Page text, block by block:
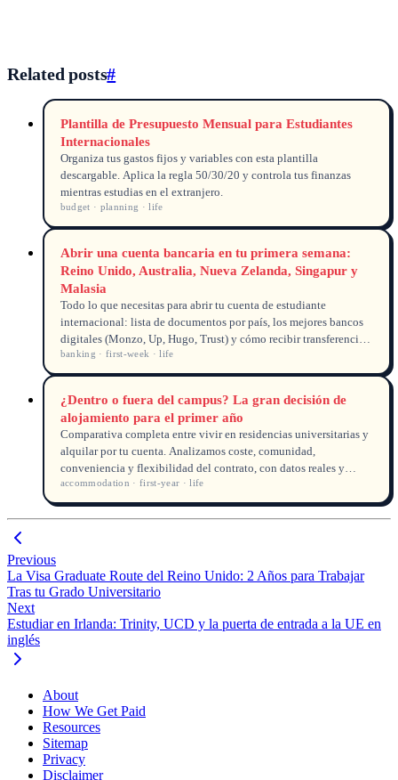
Related posts#
Plantilla de Presupuesto Mensual para Estudiantes
Internacionales
Organiza tus gastos fijos y variables con esta plantilla
descargable. Aplica la regla 50/30/20 y controla tus finanzas
mientras estudias en el extranjero.
budget · planning · life
Abrir una cuenta bancaria en tu primera semana:
Reino Unido, Australia, Nueva Zelanda, Singapur y
Malasia
Todo lo que necesitas para abrir tu cuenta de estudiante
internacional: lista de documentos por país, los mejores bancos
digitales (Monzo, Up, Hugo, Trust) y cómo recibir transferencias
desde casa sin comisiones abusivas.
banking · first-week · life
¿Dentro o fuera del campus? La gran decisión de
alojamiento para el primer año
Comparativa completa entre vivir en residencias universitarias y
alquilar por tu cuenta. Analizamos coste, comunidad,
conveniencia y flexibilidad del contrato, con datos reales y
consejos para estudiantes internacionales.
accommodation · first-year · life
Previous
La Visa Graduate Route del Reino Unido: 2 Años para Trabajar
Tras tu Grado Universitario
Next
Estudiar en Irlanda: Trinity, UCD y la puerta de entrada a la UE en
inglés
About
How We Get Paid
Resources
Sitemap
Privacy
Disclaimer